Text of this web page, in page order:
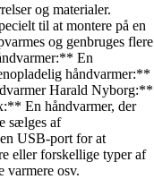
og materialer.
til at montere på en
og genbruges flere
En
håndvarmer:**
Harald Nyborg:**
En håndvarmer, der
sælges af
USB-port for at
eller forskellige typer af
varmere osv.